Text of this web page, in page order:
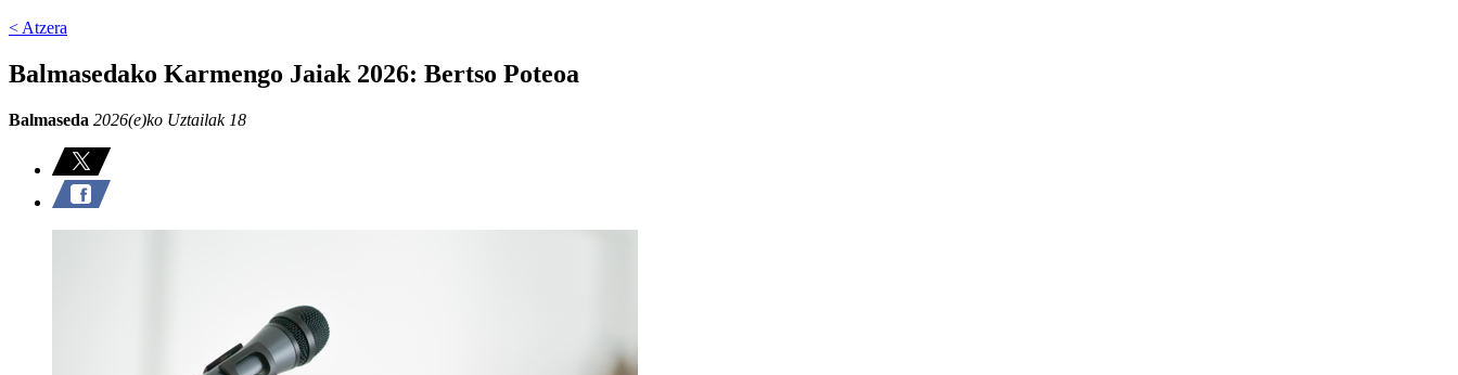
< Atzera
Balmasedako Karmengo Jaiak 2026: Bertso Poteoa
Balmaseda 2026(e)ko Uztailak 18